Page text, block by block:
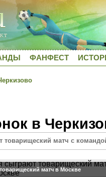
ФАНФЕСТ
в
товарищеский матч с
матч в Москве